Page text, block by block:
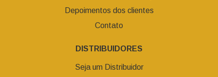
Depoimentos dos clientes
Contato
DISTRIBUIDORES
Seja um Distribuidor